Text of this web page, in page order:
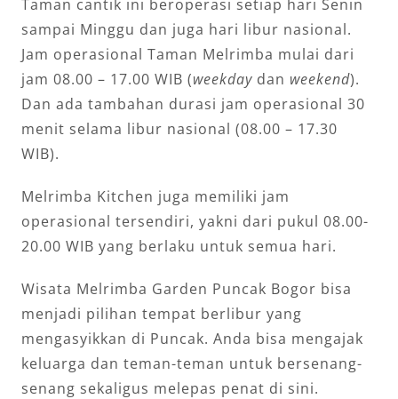
Taman cantik ini beroperasi setiap hari Senin
sampai Minggu dan juga hari libur nasional.
Jam operasional Taman Melrimba mulai dari
jam 08.00 – 17.00 WIB (weekday dan weekend).
Dan ada tambahan durasi jam operasional 30
menit selama libur nasional (08.00 – 17.30
WIB).
Melrimba Kitchen juga memiliki jam
operasional tersendiri, yakni dari pukul 08.00-
20.00 WIB yang berlaku untuk semua hari.
Wisata Melrimba Garden Puncak Bogor bisa
menjadi pilihan tempat berlibur yang
mengasyikkan di Puncak. Anda bisa mengajak
keluarga dan teman-teman untuk bersenang-
senang sekaligus melepas penat di sini.